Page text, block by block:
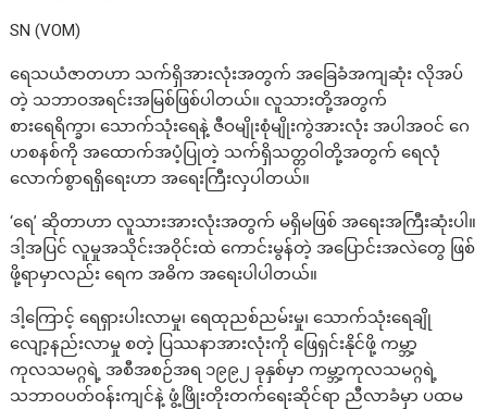
SN (VOM)
ရေသယံဇာတဟာ သက်ရှိအားလုံးအတွက် အခြေခံအကျဆုံး လိုအပ်
တဲ့ သဘာဝအရင်းအမြစ်ဖြစ်ပါတယ်။ လူသားတို့အတွက်
စားရေရိက္ခာ၊ သောက်သုံးရေနဲ့ ဇီဝမျိုးစုံမျိုးကွဲ‌အားလုံး အပါအဝင် ဂေ
ဟစနစ်ကို အထောက်အပံ့ပြုတဲ့ သက်ရှိသတ္တဝါတို့အတွက် ရေလုံ
လောက်စွာရရှိရေးဟာ အရေးကြီးလှပါတယ်။
‘ရေ’ ဆိုတာဟာ လူသားအားလုံးအတွက် မရှိမဖြစ် အရေးအကြီးဆုံးပါ။
ဒါ့အပြင် လူမှုအသိုင်းအဝိုင်းထဲ ကောင်းမွန်တဲ့ အပြောင်းအလဲတွေ ဖြစ်
ဖို့ရာမှာလည်း ရေက အဓိက အရေးပါပါတယ်။
ဒါ့ကြောင့် ရေရှားပါးလာမှု၊ ရေထုညစ်ညမ်းမှု၊ သောက်သုံးရေချို
လျော့နည်းလာမှု စတဲ့ ပြဿနာအားလုံးကို ဖြေရှင်းနိုင်ဖို့ ကမ္ဘာ့
ကုလသမဂ္ဂရဲ့ အစီအစဉ်အရ ၁၉၉၂ ခုနှစ်မှာ ကမ္ဘာ့ကုလသမဂ္ဂရဲ့
သဘာဝပတ်ဝန်းကျင်နဲ့ ဖွံ့ဖြိုးတိုးတက်ရေးဆိုင်ရာ ညီလာခံမှာ ပထမ